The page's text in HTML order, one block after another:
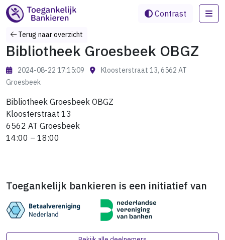
Contrast
Terug naar overzicht
Bibliotheek Groesbeek OBGZ
2024-08-22 17:15:09
Kloosterstraat 13, 6562 AT
Groesbeek
Bibliotheek Groesbeek OBGZ
Kloosterstraat 13
6562 AT Groesbeek
14:00 – 18:00
Toegankelijk bankieren is een initiatief van